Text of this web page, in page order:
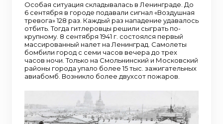
Особая ситуация складывалась в Ленинграде. До
6 сентября в городе подавали сигнал «Воздушная
тревога» 128 раз. Каждый раз нападение удавалось
отбить. Тогда гитлеровцы решили сыграть по-
крупному. 8 сентября 1941 г. состоялся первый
массированный налет на Ленинград. Самолеты
бомбили город с семи часов вечера до трех
часов ночи. Только на Смольнинский и Московский
районы города упало более 15 тыс. зажигательных
авиабомб. Возникло более двухсот пожаров.